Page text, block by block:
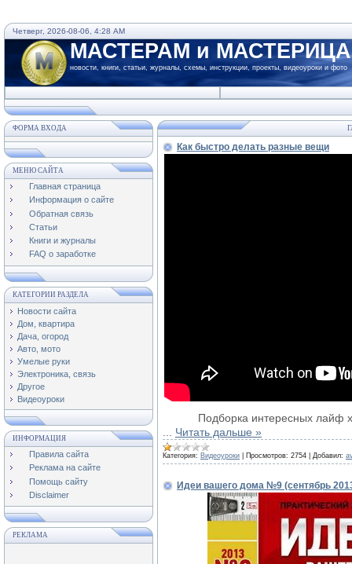
Четверг, 2026-08-06, 4:28 AM
МАСТЕРАМ и
новости, книги, статьи, журналы, схемы, инструкции, проекты, видеоуроки и фото
ФОРМА ВХОДА
МЕНЮ САЙТА
Главная страница
Информация о сайте
Обратная связь
Статьи
Книги и журналы
FAQ о заработке
КАТЕГОРИИ РАЗДЕЛА
Новости сайта
Дом, квартира
Дача, огород
Авто, мото
Умелые руки
Электроника, связь
Другое
Видеоуроки
ИНФОРМАЦИЯ
Правила сайта
Реклама на сайте
Помощь сайту
Disclaimer
РЕКЛАМА
Как быстро делать разные вещи
Подборка интересных лайф
Читать дальше »
Категория: Видеоуроки Просмотров: 2754 Добавил:
Идеи вашего дома №9 (сентябрь